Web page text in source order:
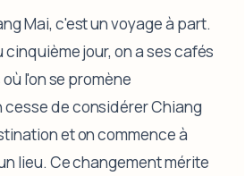
Mai, c'est un voyage à part.
cinquième jour, on a ses cafés
l'on se promène
cesse de considérer Chiang
et on commence à
lieu. Ce changement mérite